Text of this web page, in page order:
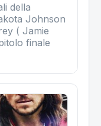
della
Johnson
( Jamie
finale